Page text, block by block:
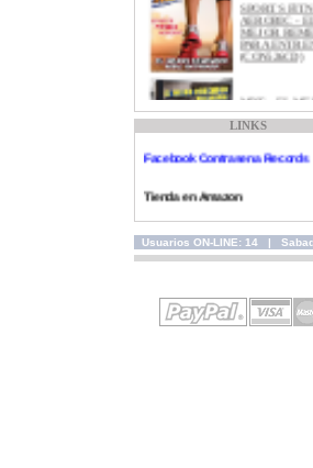
AEROBIC -
MEJOR
PARA
(CON526CD)
MDT - EL
ESPAñOL
(CON511CD)
LOS Nº1 DE
BAILAR SIN
VOL.3
LINKS
Contraseña Records
Myspace Contraseña Records
Canal Youtube Contrasena
Tienda Discogs
Facebook Contrasena Records
Tienda en Amazon
Bassdrum Project
Instagram Contrasena Records
Twitter Contrasena Records
Usuarios ON-LINE: 14 |